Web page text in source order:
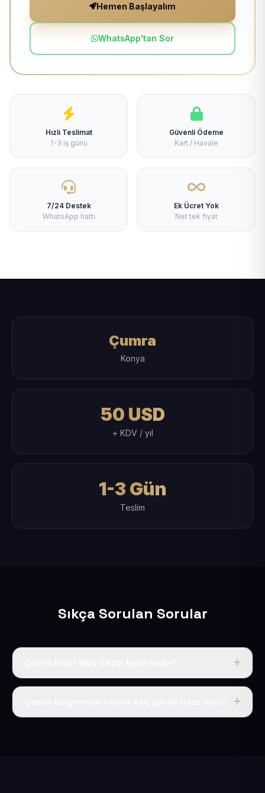
Hemen Başlayalım
WhatsApp'tan Sor
Hızlı Teslimat
1-3 iş günü
Güvenli Ödeme
Kart / Havale
7/24 Destek
WhatsApp hattı
Ek Ücret Yok
Net tek fiyat
Çumra
Konya
50 USD
+ KDV / yıl
1-3 Gün
Teslim
Sıkça Sorulan Sorular
Tek fiyat uygulanır: yıllık 50 USD + KDV. Bu bedele alan